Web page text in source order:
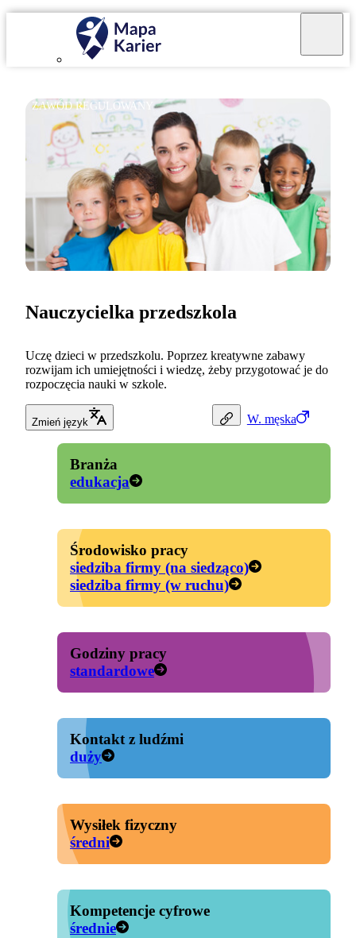
ZAWÓD REGULOWANY
W. męska
Nauczycielka przedszkola
Uczę dzieci w przedszkolu. Poprzez kreatywne zabawy
rozwijam ich umiejętności i wiedzę, żeby przygotować je do
rozpoczęcia nauki w szkole.
Zmień język
Branża
edukacja
Środowisko pracy
siedziba firmy (na siedząco)
siedziba firmy (w ruchu)
Godziny pracy
standardowe
Kontakt z ludźmi
duży
Wysiłek fizyczny
średni
Kompetencje cyfrowe
średnie